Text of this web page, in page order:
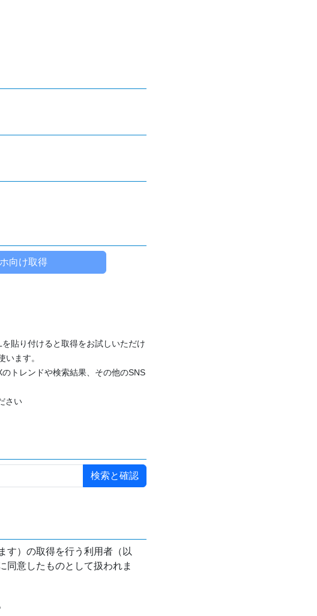
貼り付けると取得をお試しいただけ
ます。
トレンドや検索結果、その他のSNS
さい
す）の取得を行う利用者（以
同意したものとして扱われま